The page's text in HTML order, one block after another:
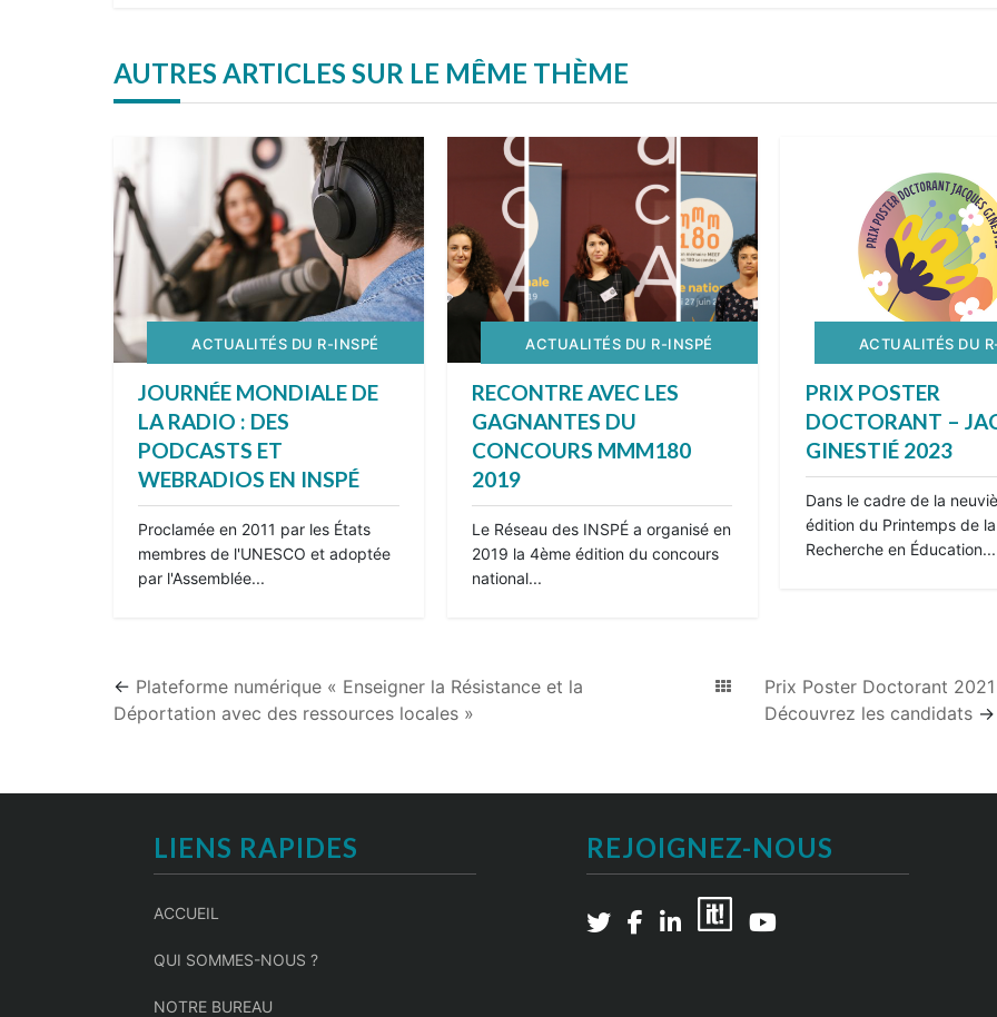
AUTRES ARTICLES SUR LE MÊME THÈME
ACTUALITÉS DU R-INSPÉ
JOURNÉE MONDIALE DE
LA RADIO : DES
PODCASTS ET
WEBRADIOS EN INSPÉ
Proclamée en 2011 par les États
membres de l'UNESCO et adoptée
par l'Assemblée...
ACTUALITÉS DU R-INSPÉ
RECONTRE AVEC LES
GAGNANTES DU
CONCOURS MMM180
2019
Le Réseau des INSPÉ a organisé en
2019 la 4ème édition du concours
national...
ACTUALITÉS DU
PRIX POSTER
DOCTORANT –
GINESTIÉ 2023
Dans le cadre de la
édition du Printemps de la
Recherche en Éducation...
← Plateforme numérique « Enseigner la Résistance et la
Déportation avec des ressources locales »
Prix Poster Doctorant 2021
Découvrez les candidats→
LIENS RAPIDES
ACCUEIL
QUI SOMMES-NOUS ?
NOTRE BUREAU
REJOIGNEZ-NOUS